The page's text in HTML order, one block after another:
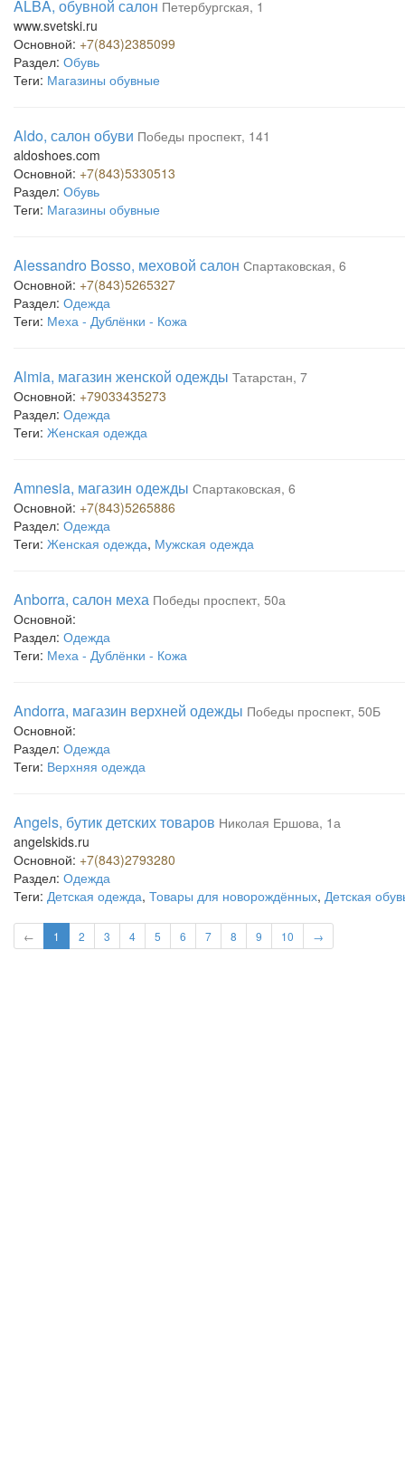
ALBA, обувной салон Петербургская, 1
www.svetski.ru
Основной: +7(843)2385099
Раздел: Обувь
Теги: Магазины обувные
Aldo, салон обуви Победы проспект, 141
aldoshoes.com
Основной: +7(843)5330513
Раздел: Обувь
Теги: Магазины обувные
Alessandro Bosso, меховой салон Спартаковская, 6
Основной: +7(843)5265327
Раздел: Одежда
Теги: Меха - Дублёнки - Кожа
Almia, магазин женской одежды Татарстан, 7
Основной: +79033435273
Раздел: Одежда
Теги: Женская одежда
Amnesia, магазин одежды Спартаковская, 6
Основной: +7(843)5265886
Раздел: Одежда
Теги: Женская одежда, Мужская одежда
Anborra, салон меха Победы проспект, 50а
Основной:
Раздел: Одежда
Теги: Меха - Дублёнки - Кожа
Andorra, магазин верхней одежды Победы проспект, 50Б
Основной:
Раздел: Одежда
Теги: Верхняя одежда
Angels, бутик детских товаров Николая Ершова, 1а
angelskids.ru
Основной: +7(843)2793280
Раздел: Одежда
Теги: Детская одежда, Товары для новорождённых, Детская
← 1 2 3 4 5 6 7 8 9 10 →